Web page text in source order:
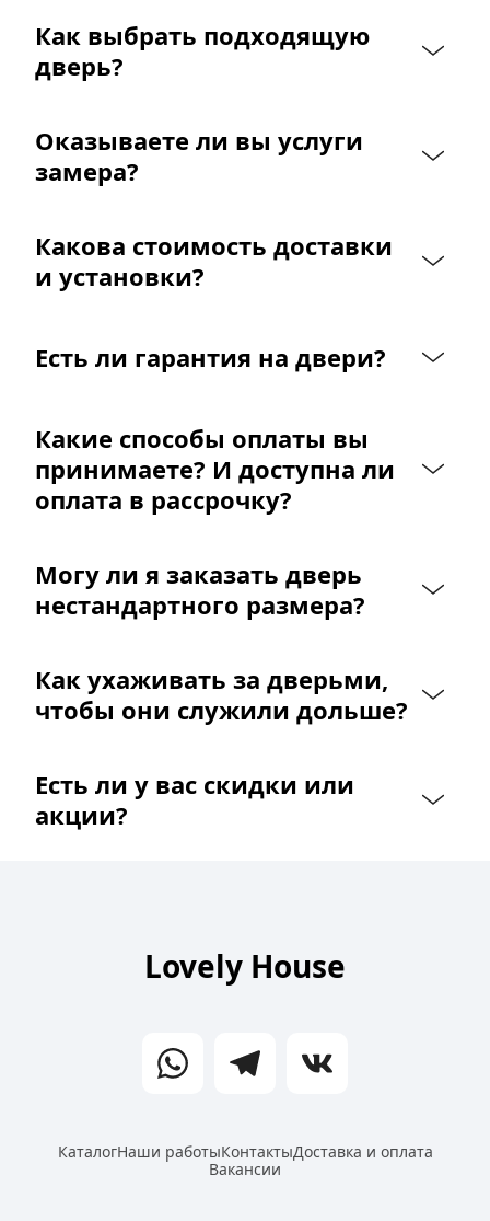
Как выбрать подходящую
дверь?
Оказываете ли вы услуги
замера?
Какова стоимость доставки
и установки?
Есть ли гарантия на двери?
Какие способы оплаты вы
принимаете? И доступна ли
оплата в рассрочку?
Могу ли я заказать дверь
нестандартного размера?
Как ухаживать за дверьми,
чтобы они служили дольше?
Есть ли у вас скидки или
акции?
Lovely House
КаталогНаши работыКонтактыДоставка и оплата
Вакансии